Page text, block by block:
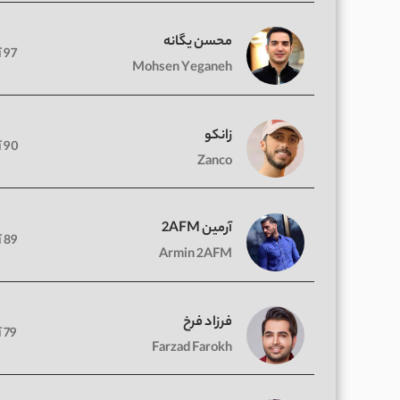
محسن یگانه
Mohsen Yeganeh
97 آهنگ
زانکو
Zanco
90 آهنگ
آرمین 2AFM
Armin 2AFM
89 آهنگ
فرزاد فرخ
Farzad Farokh
79 آهنگ